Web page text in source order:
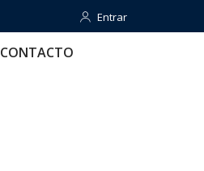
Entrar
Entrar
CONTACTO